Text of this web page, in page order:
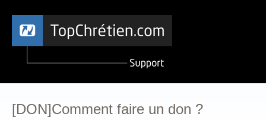
[DON]Comment faire un don ?